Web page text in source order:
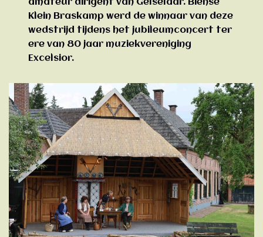
amateur dirigent van Gelselaar. Biense
Klein Braskamp werd de winnaar van deze
wedstrijd tijdens het jubileumconcert ter
ere van 80 jaar muziekvereniging
Excelsior.